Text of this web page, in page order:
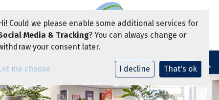
Vacatures
Toggle
Could we please enable some additional services for
Media & Tracking? You can always change or
your consent later.
me choose I decline That's ok